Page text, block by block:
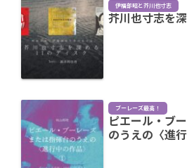
伊福部昭と芥川也寸志
芥川也寸志を
ブーレーズ最高！
ピエール・ブ
のうえの〈進